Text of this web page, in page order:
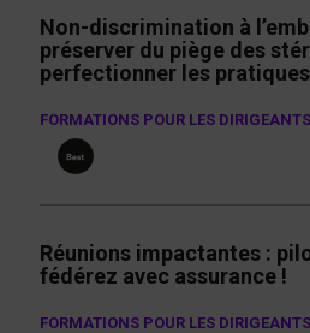
non-discrimination à l’embauche : se
préserver du piège des
perfectionner les pratiques
FORMATIONS POUR LES
réunions impactantes : pilotez, engagez et
fédérez avec assurance !
FORMATIONS POUR LES